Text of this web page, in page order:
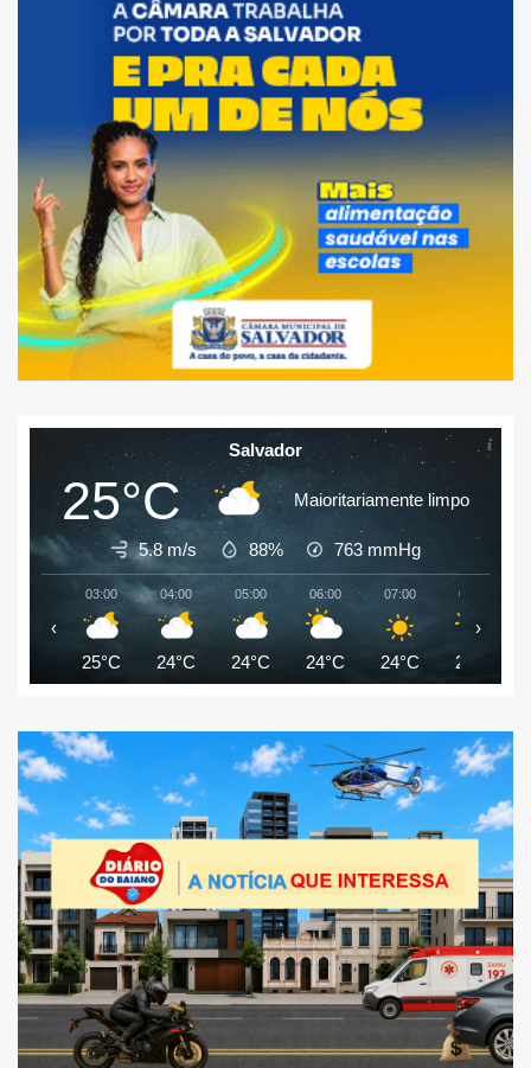
Salvador
25°C Maioritariamente limpo
5.8 m/s 88% 763 mmHg
03:00
25°C
04:00
24°C
05:00
24°C
06:00
24°C
07:00
24°C
08:00
25°C
‹ ›